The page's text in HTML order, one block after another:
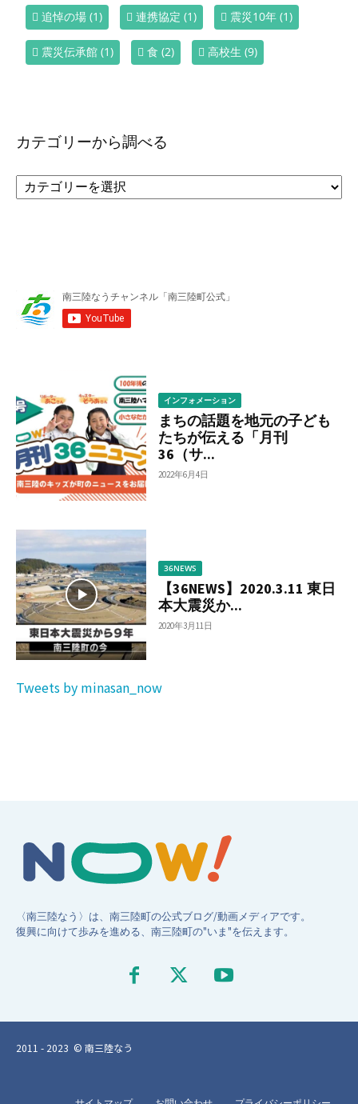
追悼の場 (1) 連携協定 (1) 震災10年 (1)
震災伝承館 (1) 食 (2) 高校生 (9)
カテゴリーから調べる
カ
テ
ら
調
インフォメーション
まちの話題を地元の子ども
たちが伝える「月刊
36（サ...
2022年6月4日
36NEWS
【36NEWS】2020.3.11 東日
本大震災か...
2020年3月11日
Tweets by minasan_now
〈南三陸なう〉は、南三陸町の公式ブログ/動画メディアです。
復興に向けて歩みを進める、南三陸町の"いま"を伝えます。
2011 - 2023 © 南三陸なう